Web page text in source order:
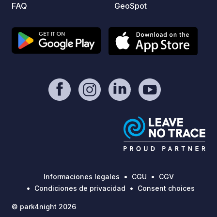
FAQ
GeoSpot
Informaciones legales CGU
CGV
Condiciones de privacidad
Consent choices
© park4night 2026